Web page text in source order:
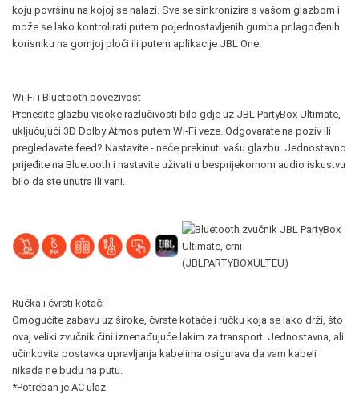
koju površinu na kojoj se nalazi. Sve se sinkronizira s vašom glazbom i
može se lako kontrolirati putem pojednostavljenih gumba prilagođenih
korisniku na gornjoj ploči ili putem aplikacije JBL One.
Wi-Fi i Bluetooth povezivost
Prenesite glazbu visoke razlučivosti bilo gdje uz JBL PartyBox Ultimate,
uključujući 3D Dolby Atmos putem Wi-Fi veze. Odgovarate na poziv ili
pregledavate feed? Nastavite - neće prekinuti vašu glazbu. Jednostavno
prijeđite na Bluetooth i nastavite uživati ​​u besprijekornom audio iskustvu
bilo da ste unutra ili vani.
Ručka i čvrsti kotači
Omogućite zabavu uz široke, čvrste kotače i ručku koja se lako drži, što
ovaj veliki zvučnik čini iznenađujuće lakim za transport. Jednostavna, ali
učinkovita postavka upravljanja kabelima osigurava da vam kabeli
nikada ne budu na putu.
*Potreban je AC ulaz